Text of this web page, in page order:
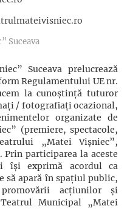
Suceava
Suceava prelucrează
Regulamentului UE nr.
la cunoștință tuturor
/ fotografiaţi ocazional,
organizate de
(premiere, spectacole,
„Matei Vișniec”,
participarea la aceste
își exprimă acordul ca
să apară în spațiul public,
acţiunilor şi
Municipal „Matei